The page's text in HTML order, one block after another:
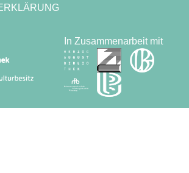
In Zusammenarbeit mit